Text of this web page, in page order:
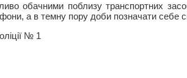
обачними поблизу транспортних
а в темну пору доби позначати себе
№ 1